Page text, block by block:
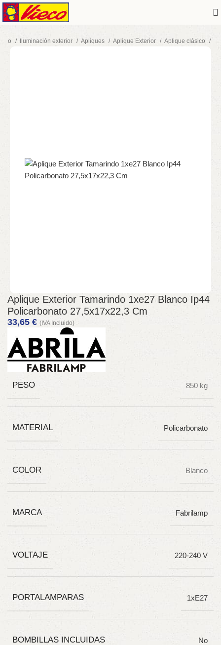
Iluminación exterior Apliques Aplique Exterior Aplique clásico
Aplique Exterior Tamarindo 1xe27 Blanco Ip44
Policarbonato 27,5x17x22,3 Cm
33,65 € (IVA Incluido)
PESO 850 kg
MATERIAL Policarbonato
COLOR Blanco
MARCA Fabrilamp
VOLTAJE 220-240 V
PORTALAMPARAS 1xE27
BOMBILLAS INCLUIDAS No